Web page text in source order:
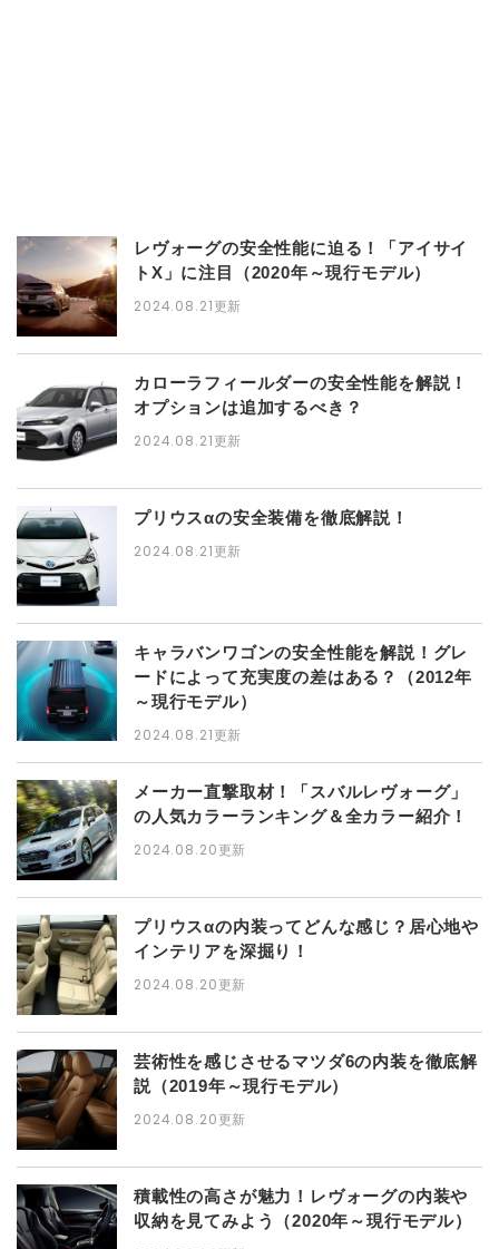
レヴォーグの安全性能に迫る！「アイサイ
トX」に注目（2020年～現行モデル）
2024.08.21更新
カローラフィールダーの安全性能を解説！
オプションは追加するべき？
2024.08.21更新
プリウスαの安全装備を徹底解説！
2024.08.21更新
キャラバンワゴンの安全性能を解説！グレ
ードによって充実度の差はある？（2012年
～現行モデル）
2024.08.21更新
メーカー直撃取材！「スバルレヴォーグ」
の人気カラーランキング＆全カラー紹介！
2024.08.20更新
プリウスαの内装ってどんな感じ？居心地や
インテリアを深掘り！
2024.08.20更新
芸術性を感じさせるマツダ6の内装を徹底解
説（2019年～現行モデル）
2024.08.20更新
積載性の高さが魅力！レヴォーグの内装や
収納を見てみよう（2020年～現行モデル）